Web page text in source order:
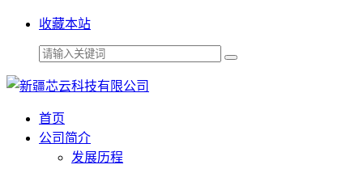
收藏本站
首页
公司简介
发展历程